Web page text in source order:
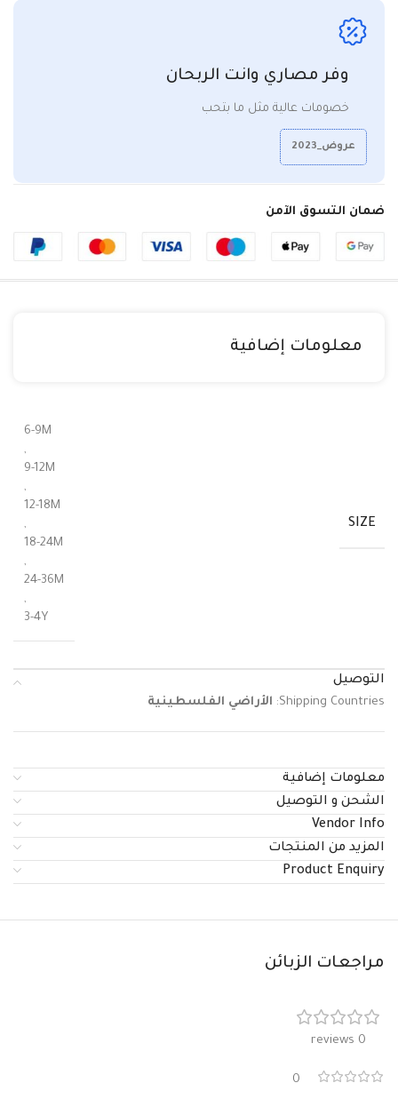
وفر مصاري وانت الربحان
خصومات عالية مثل ما بتحب
عروض_2023
ضمان التسوق الآمن
معلومات إضافية
SIZE
6-9M
,
9-12M
,
12-18M
,
18-24M
,
24-36M
,
3-4Y
التوصيل
Shipping Countries: الأراضي الفلسطينية
معلومات إضافية
الشحن و التوصيل
Vendor Info
المزيد من المنتجات
Product Enquiry
مراجعات الزبائن
0 reviews
0